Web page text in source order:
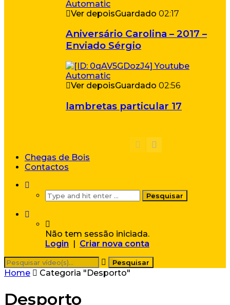
Ver depoisGuardado 02:17
Aniversário Carolina – 2017 –
Enviado Sérgio
Ver depoisGuardado 02:56
lambretas particular 17
Chegas de Bois
Contactos
Não tem sessão iniciada.
Login
Criar nova conta
Home Categoria "Desporto"
Desporto